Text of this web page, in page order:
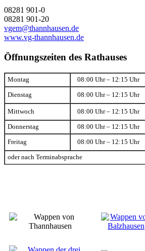
08281 901-0
08281 901-20
vgem@thannhausen.de
www.vg-thannhausen.de
Öffnungszeiten des Rathauses
Montag 08:00 Uhr – 12:15 Uhr
Dienstag 08:00 Uhr – 12:15 Uhr
Mittwoch 08:00 Uhr – 12:15 Uhr
Donnerstag 08:00 Uhr – 12:15 Uhr
Freitag 08:00 Uhr – 12:15 Uhr
oder nach Terminabsprache